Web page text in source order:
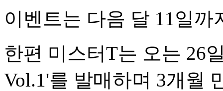
이벤트는 다음 달 11일까
한편 미스터T는 오는 26
Vol.1'를 발매하며 3개월